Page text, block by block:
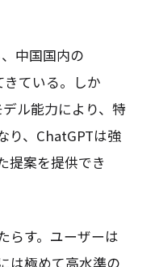
中国国内の
ている。しか
ル能力により、特
り、ChatGPTは強
提案を提供でき
らす。ユーザーは
は極めて高水準の